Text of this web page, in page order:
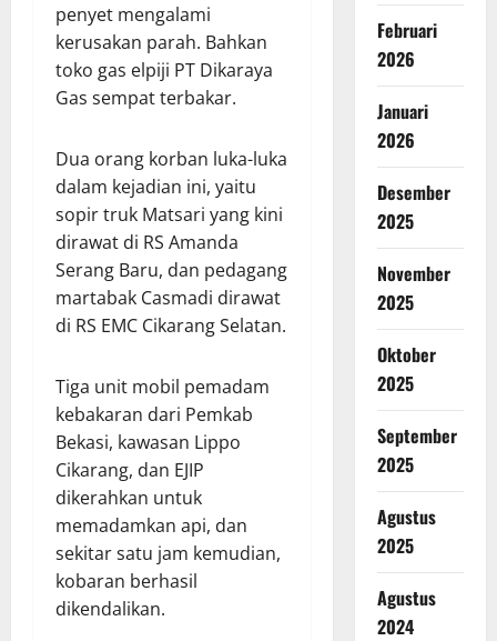
penyet mengalami
kerusakan parah. Bahkan
toko gas elpiji PT Dikaraya
Gas sempat terbakar.
Dua orang korban luka-luka
dalam kejadian ini, yaitu
sopir truk Matsari yang kini
dirawat di RS Amanda
Serang Baru, dan pedagang
martabak Casmadi dirawat
di RS EMC Cikarang Selatan.
Tiga unit mobil pemadam
kebakaran dari Pemkab
Bekasi, kawasan Lippo
Cikarang, dan EJIP
dikerahkan untuk
memadamkan api, dan
sekitar satu jam kemudian,
kobaran berhasil
dikendalikan.
Februari
2026
Januari
2026
Desember
2025
November
2025
Oktober
2025
September
2025
Agustus
2025
Agustus
2024